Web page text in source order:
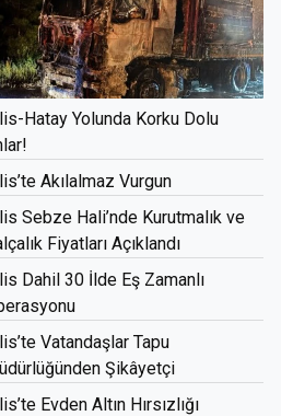
Hatay Yolunda Korku Dolu
Akılalmaz Vurgun
Sebze Hali’nde Kurutmalık ve
Fiyatları Açıklandı
Dahil 30 İlde Eş Zamanlı
Vatandaşlar Tapu
Şikâyetçi
Evden Altın Hırsızlığı